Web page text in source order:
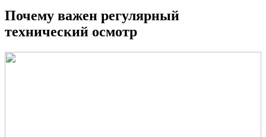
Почему важен регулярный
технический осмотр